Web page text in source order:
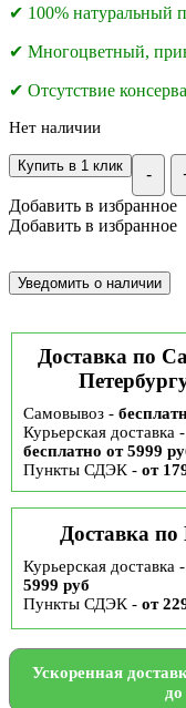
✔ 100% натуральный
✔ Многоцветный,
✔ Отсутствие
Нет наличии
-
Купить в 1 клик
Добавить в избранное
Добавить в избранное
Доставка по
Самовывоз -
Курьерская доставка -
бесплатно от 5999
Пункты СДЭК - от
Доставка
Курьерская доставка -
5999 руб
Пункты СДЭК - от
Ускоренная